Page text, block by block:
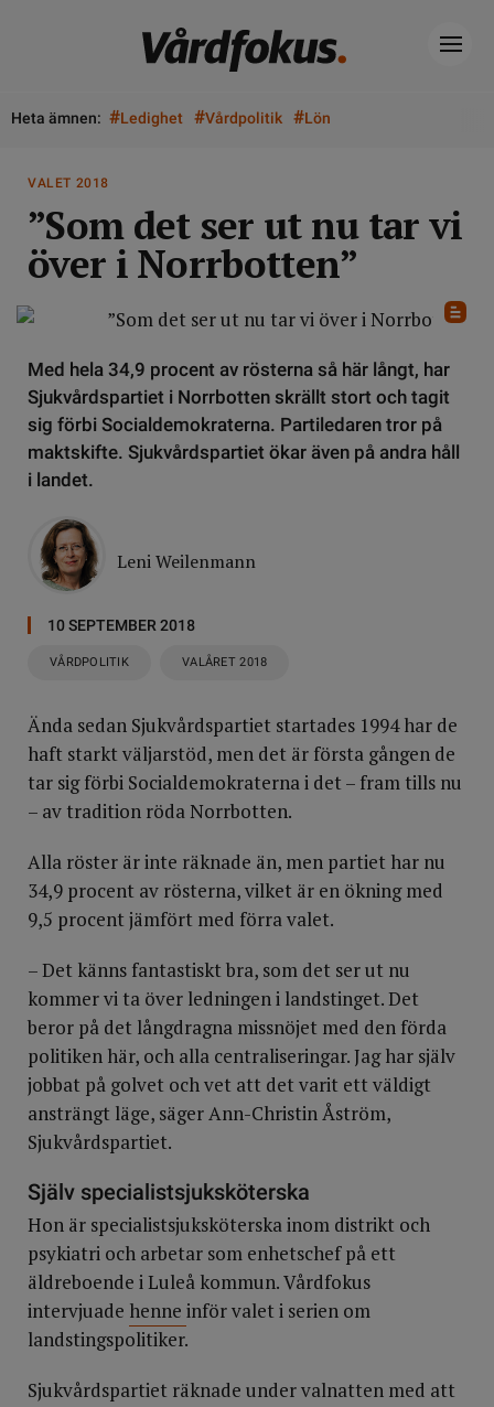
Heta ämnen: #Ledighet #Vårdpolitik #Lön
VALET 2018
”Som det ser ut nu tar vi
över i Norrbotten”
Med hela 34,9 procent av rösterna så här långt, har
Sjukvårdspartiet i Norrbotten skrällt stort och tagit
sig förbi Socialdemokraterna. Partiledaren tror på
maktskifte. Sjukvårdspartiet ökar även på andra håll
i landet.
Leni Weilenmann
10 SEPTEMBER 2018
VÅRDPOLITIK VALÅRET 2018
Ända sedan Sjukvårdspartiet startades 1994 har de
haft starkt väljarstöd, men det är första gången de
tar sig förbi Socialdemokraterna i det – fram tills nu
– av tradition röda Norrbotten.
Alla röster är inte räknade än, men partiet har nu
34,9 procent av rösterna, vilket är en ökning med
9,5 procent jämfört med förra valet.
– Det känns fantastiskt bra, som det ser ut nu
kommer vi ta över ledningen i landstinget. Det
beror på det långdragna missnöjet med den förda
politiken här, och alla centraliseringar. Jag har själv
jobbat på golvet och vet att det varit ett väldigt
ansträngt läge, säger Ann-Christin Åström,
Sjukvårdspartiet.
Själv specialistsjuksköterska
Hon är specialistsjuksköterska inom distrikt och
psykiatri och arbetar som enhetschef på ett
äldreboende i Luleå kommun. Vårdfokus
intervjuade henne inför valet i serien om
landstingspolitiker.
Sjukvårdspartiet räknade under valnatten med att